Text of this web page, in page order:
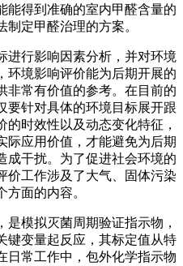
能得到准确的室内甲醛含量的
定甲醛治理的方案。
进行影响因素分析，并对环境
环境影响评价能为后期开展的
非常有价值的参考。在目前的
要针对具体的环境目标展开跟
时效性以及动态变化特征，
际应用价值，才能避免为后期
成干扰。为了促进社会环境的
价工作涉及了大气、固体污染
面的内容。
模拟灭菌周期验证指示物，
键变量起反应，其标定值从特
日常工作中，包外化学指示物